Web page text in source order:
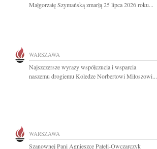
Małgorzatę Szymańską zmarłą 25 lipca 2026 roku...
WARSZAWA
Najszczersze wyrazy współczucia i wsparcia
naszemu drogiemu Koledze Norbertowi Miłoszowi...
WARSZAWA
Szanownej Pani Agnieszce Pateli-Owczarczyk